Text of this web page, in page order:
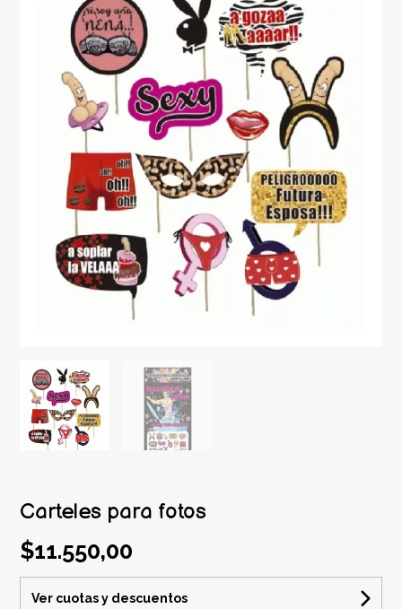
Carteles para fotos
$11.550,00
Ver cuotas y descuentos